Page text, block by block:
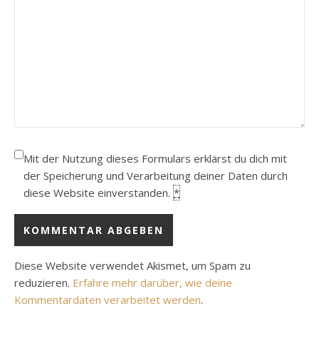
Mit der Nutzung dieses Formulars erklärst du dich mit
der Speicherung und Verarbeitung deiner Daten durch
diese Website einverstanden. *
Diese Website verwendet Akismet, um Spam zu
reduzieren. Erfahre mehr darüber, wie deine
Kommentardaten verarbeitet werden.